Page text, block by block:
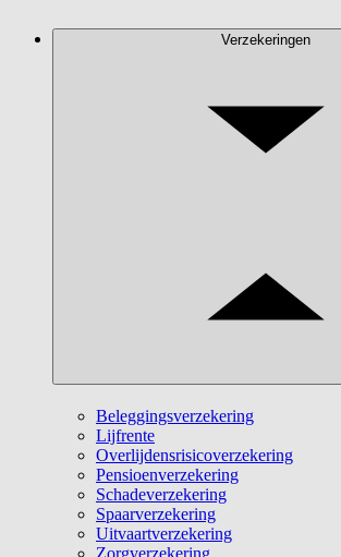
Verzekeringen
Beleggingsverzekering
Lijfrente
Overlijdensrisicoverzekering
Pensioenverzekering
Schadeverzekering
Spaarverzekering
Uitvaartverzekering
Zorgverzekering